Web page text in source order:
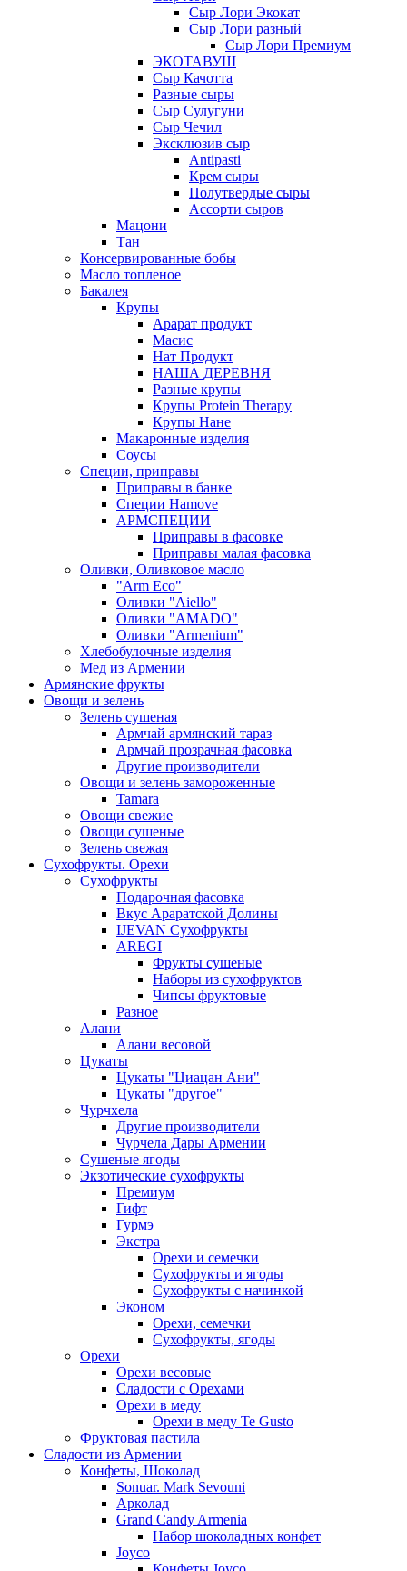
Сыр Лори Экокат
Сыр Лори разный
Сыр Лори Премиум
ЭКОТАВУШ
Сыр Качотта
Разные сыры
Сыр Сулугуни
Сыр Чечил
Эксклюзив сыр
Antipasti
Крем сыры
Полутвердые сыры
Ассорти сыров
Мацони
Тан
Консервированные бобы
Масло топленое
Бакалея
Крупы
Арарат продукт
Масис
Нат Продукт
НАША ДЕРЕВНЯ
Разные крупы
Крупы Protein Therapy
Крупы Нане
Макаронные изделия
Соусы
Специи, приправы
Приправы в банке
Специи Hamove
АРМСПЕЦИИ
Приправы в фасовке
Приправы малая фасовка
Оливки, Оливковое масло
"Arm Eco"
Оливки "Aiello"
Оливки "AMADO"
Оливки "Armenium"
Хлебобулочные изделия
Мед из Армении
Армянские фрукты
Овощи и зелень
Зелень сушеная
Армчай армянский тараз
Армчай прозрачная фасовка
Другие производители
Овощи и зелень замороженные
Tamara
Овощи свежие
Овощи сушеные
Зелень свежая
Сухофрукты. Орехи
Сухофрукты
Подарочная фасовка
Вкус Араратской Долины
IJEVAN Сухофрукты
AREGI
Фрукты сушеные
Наборы из сухофруктов
Чипсы фруктовые
Разное
Алани
Алани весовой
Цукаты
Цукаты "Циацан Ани"
Цукаты "другое"
Чурчхела
Другие производители
Чурчела Дары Армении
Сушеные ягоды
Экзотические сухофрукты
Премиум
Гифт
Гурмэ
Экстра
Орехи и семечки
Сухофрукты и ягоды
Сухофрукты с начинкой
Эконом
Орехи, семечки
Сухофрукты, ягоды
Орехи
Орехи весовые
Сладости с Орехами
Орехи в меду
Орехи в меду Te Gusto
Фруктовая пастила
Сладости из Армении
Конфеты, Шоколад
Sonuar. Mark Sevouni
Арколад
Grand Candy Armenia
Набор шоколадных конфет
Joyco